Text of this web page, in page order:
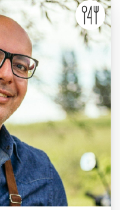
ciudadano de
orgullo y un
trabajando
de hacer las
creciendo“